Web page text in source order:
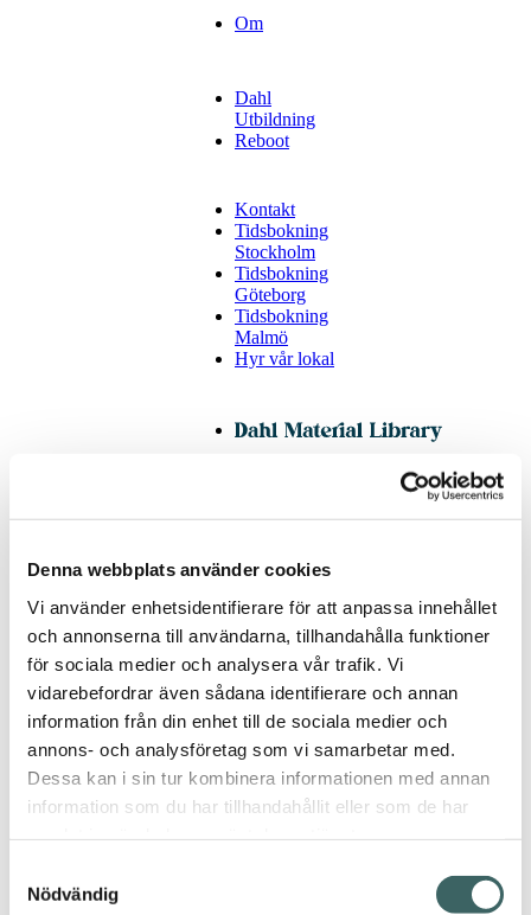
Denna webbplats använder cookies
Vi använder enhetsidentifierare för att anpassa innehållet
och annonserna till användarna, tillhandahålla funktioner
för sociala medier och analysera vår trafik. Vi
vidarebefordrar även sådana identifierare och annan
information från din enhet till de sociala medier och
annons- och analysföretag som vi samarbetar med.
Dessa kan i sin tur kombinera informationen med annan
information som du har tillhandahållit eller som de har
Nödvändig
Om
Dahl
Utbildning
Reboot
Kontakt
Tidsbokning
Stockholm
Tidsbokning
Göteborg
Tidsbokning
Malmö
Hyr vår lokal
hem/ Alborada
Alborada
Tillbaka
Carla Cascales ,
2021